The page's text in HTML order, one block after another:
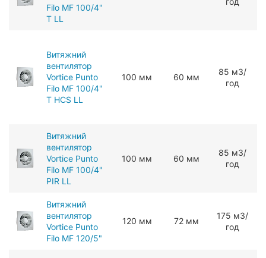
Filo MF 100/4"
T LL
Витяжний
вентилятор
Vortice Punto
Filo MF 100/4"
T HCS LL
100 мм 60 мм
85 мЗ/
год
Витяжний
вентилятор
Vortice Punto
Filo MF 100/4"
PIR LL
100 мм 60 мм
85 мЗ/
год
Витяжний
вентилятор
Vortice Punto
Filo MF 120/5"
120 мм 72 мм
175 мЗ/
год